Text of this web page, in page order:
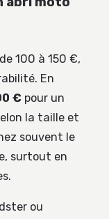
100 à 150 €,
En
€ pour un
la taille et
souvent le
surtout en
ou